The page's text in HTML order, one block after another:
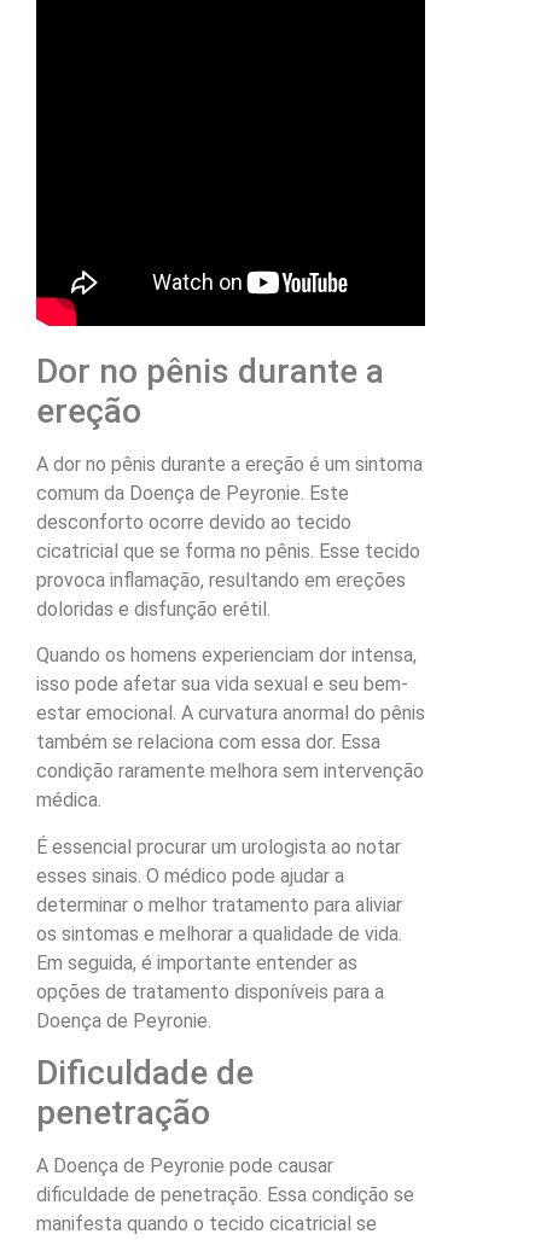
Dor no pênis durante a
ereção
A dor no pênis durante a ereção é um sintoma
comum da Doença de Peyronie. Este
desconforto ocorre devido ao tecido
cicatricial que se forma no pênis. Esse tecido
provoca inflamação, resultando em ereções
doloridas e disfunção erétil.
Quando os homens experienciam dor intensa,
isso pode afetar sua vida sexual e seu bem-
estar emocional. A curvatura anormal do pênis
também se relaciona com essa dor. Essa
condição raramente melhora sem intervenção
médica.
É essencial procurar um urologista ao notar
esses sinais. O médico pode ajudar a
determinar o melhor tratamento para aliviar
os sintomas e melhorar a qualidade de vida.
Em seguida, é importante entender as
opções de tratamento disponíveis para a
Doença de Peyronie.
Dificuldade de
penetração
A Doença de Peyronie pode causar
dificuldade de penetração. Essa condição se
manifesta quando o tecido cicatricial se